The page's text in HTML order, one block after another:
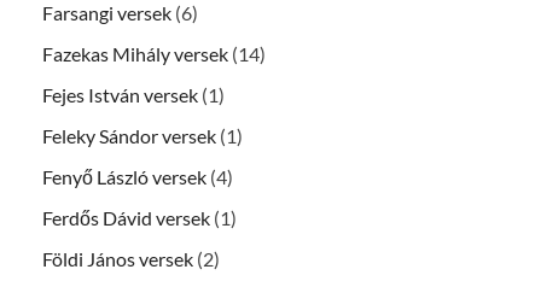
Farsangi versek (6)
Fazekas Mihály versek (14)
Fejes István versek (1)
Feleky Sándor versek (1)
Fenyő László versek (4)
Ferdős Dávid versek (1)
Földi János versek (2)